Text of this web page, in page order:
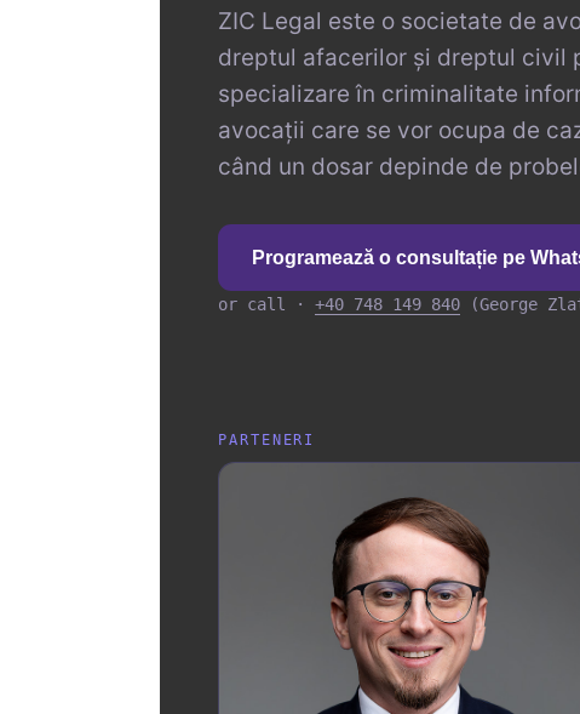
ZIC Legal este o societate de
dreptul afacerilor și dreptul civil
specializare în criminalitate
avocații care se vor ocupa de
când un dosar depinde de
Programează o consultație pe
or call · +40 748 149 840 (George
PARTENERI